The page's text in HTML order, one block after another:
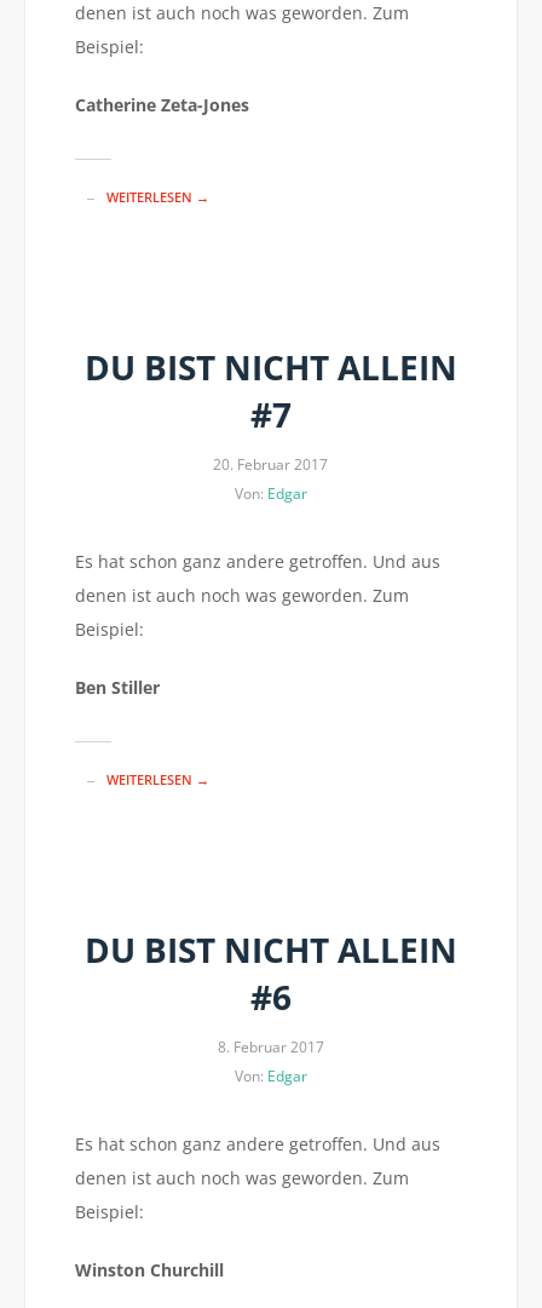
denen ist auch noch was geworden. Zum
Beispiel:
Catherine Zeta-Jones
WEITERLESEN →
DU BIST NICHT ALLEIN
#7
20. Februar 2017
Von: Edgar
Es hat schon ganz andere getroffen. Und aus
denen ist auch noch was geworden. Zum
Beispiel:
Ben Stiller
WEITERLESEN →
DU BIST NICHT ALLEIN
#6
8. Februar 2017
Von: Edgar
Es hat schon ganz andere getroffen. Und aus
denen ist auch noch was geworden. Zum
Beispiel:
Winston Churchill